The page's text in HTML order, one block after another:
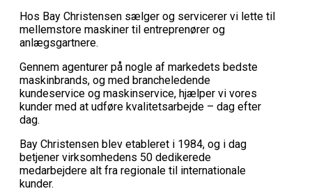
Hos Bay Christensen sælger og servicerer vi lette til
mellemstore maskiner til entreprenører og
anlægsgartnere.
Gennem agenturer på nogle af markedets bedste
maskinbrands, og med brancheledende
kundeservice og maskinservice, hjælper vi vores
kunder med at udføre kvalitetsarbejde – dag efter
dag.
Bay Christensen blev etableret i 1984, og i dag
betjener virksomhedens 50 dedikerede
medarbejdere alt fra regionale til internationale
kunder.